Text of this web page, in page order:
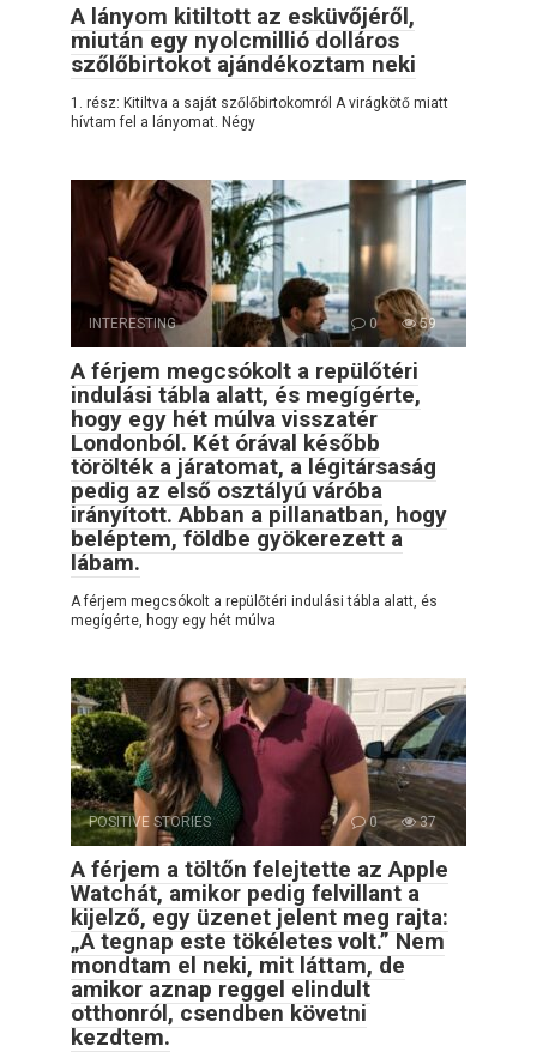
A lányom kitiltott az esküvőjéről,
miután egy nyolcmillió dolláros
szőlőbirtokot ajándékoztam neki
1. rész: Kitiltva a saját szőlőbirtokomról A virágkötő miatt
hívtam fel a lányomat. Négy
INTERESTING 0 59
A férjem megcsókolt a repülőtéri
indulási tábla alatt, és megígérte,
hogy egy hét múlva visszatér
Londonból. Két órával később
törölték a járatomat, a légitársaság
pedig az első osztályú váróba
irányított. Abban a pillanatban, hogy
beléptem, földbe gyökerezett a
lábam.
A férjem megcsókolt a repülőtéri indulási tábla alatt, és
megígérte, hogy egy hét múlva
POSITIVE STORIES 0 37
A férjem a töltőn felejtette az Apple
Watchát, amikor pedig felvillant a
kijelző, egy üzenet jelent meg rajta:
„A tegnap este tökéletes volt.” Nem
mondtam el neki, mit láttam, de
amikor aznap reggel elindult
otthonról, csendben követni
kezdtem.